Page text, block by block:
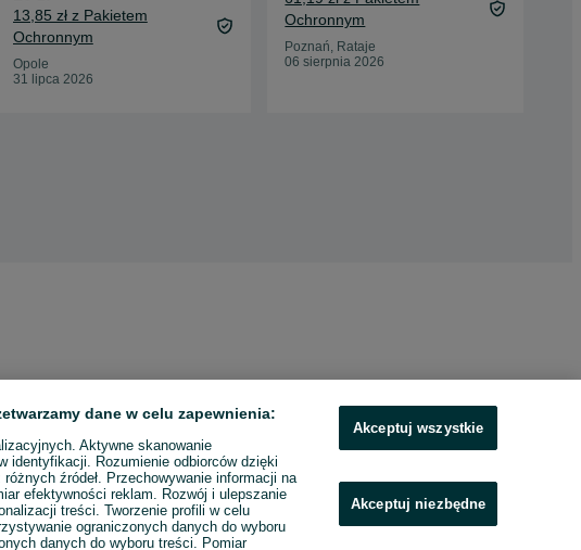
13,85 zł z Pakietem
Ochronnym
Opole
31 lipca 2026
Ochronnym
Poznań, Rataje
06 sierpnia 2026
dane w celu zapewnienia:
Aktywne skanowanie
identyfikacji. Rozumienie odbiorców dzięki
źródeł. Przechowywanie informacji na
efektywności reklam. Rozwój i ulepszanie
treści. Tworzenie profili w celu
ograniczonych danych do wyboru
danych do wyboru treści. Pomiar
Akceptuj wszystkie
Akceptuj niezbędne